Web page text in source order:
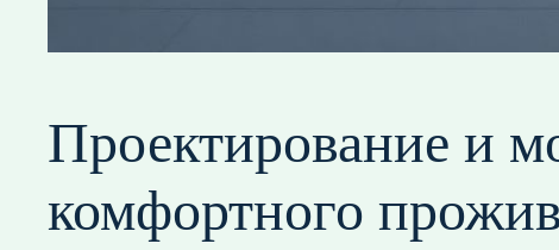
Проектирование и
комфортного